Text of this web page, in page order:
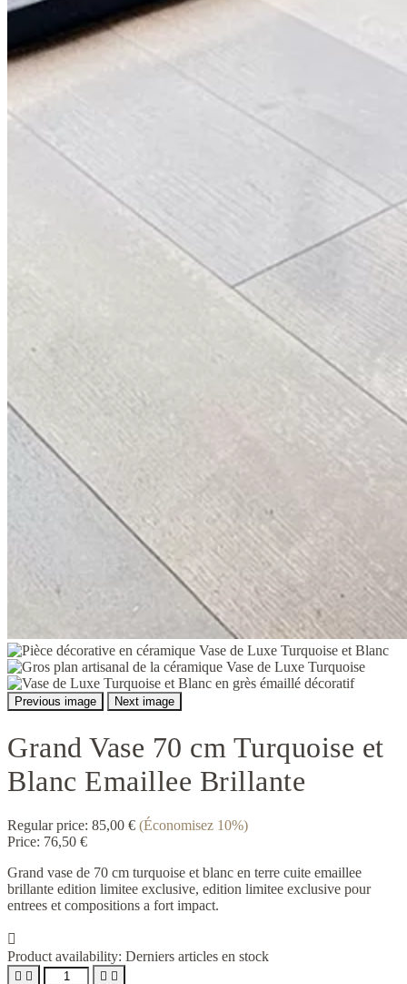
Previous image Next image
Grand Vase 70 cm Turquoise et
Blanc Emaillee Brillante
Regular price: 85,00 € (Économisez 10%)
Price: 76,50 €
Grand vase de 70 cm turquoise et blanc en terre cuite emaillee
brillante edition limitee exclusive, edition limitee exclusive pour
entrees et compositions a fort impact.

Product availability: Derniers articles en stock
   